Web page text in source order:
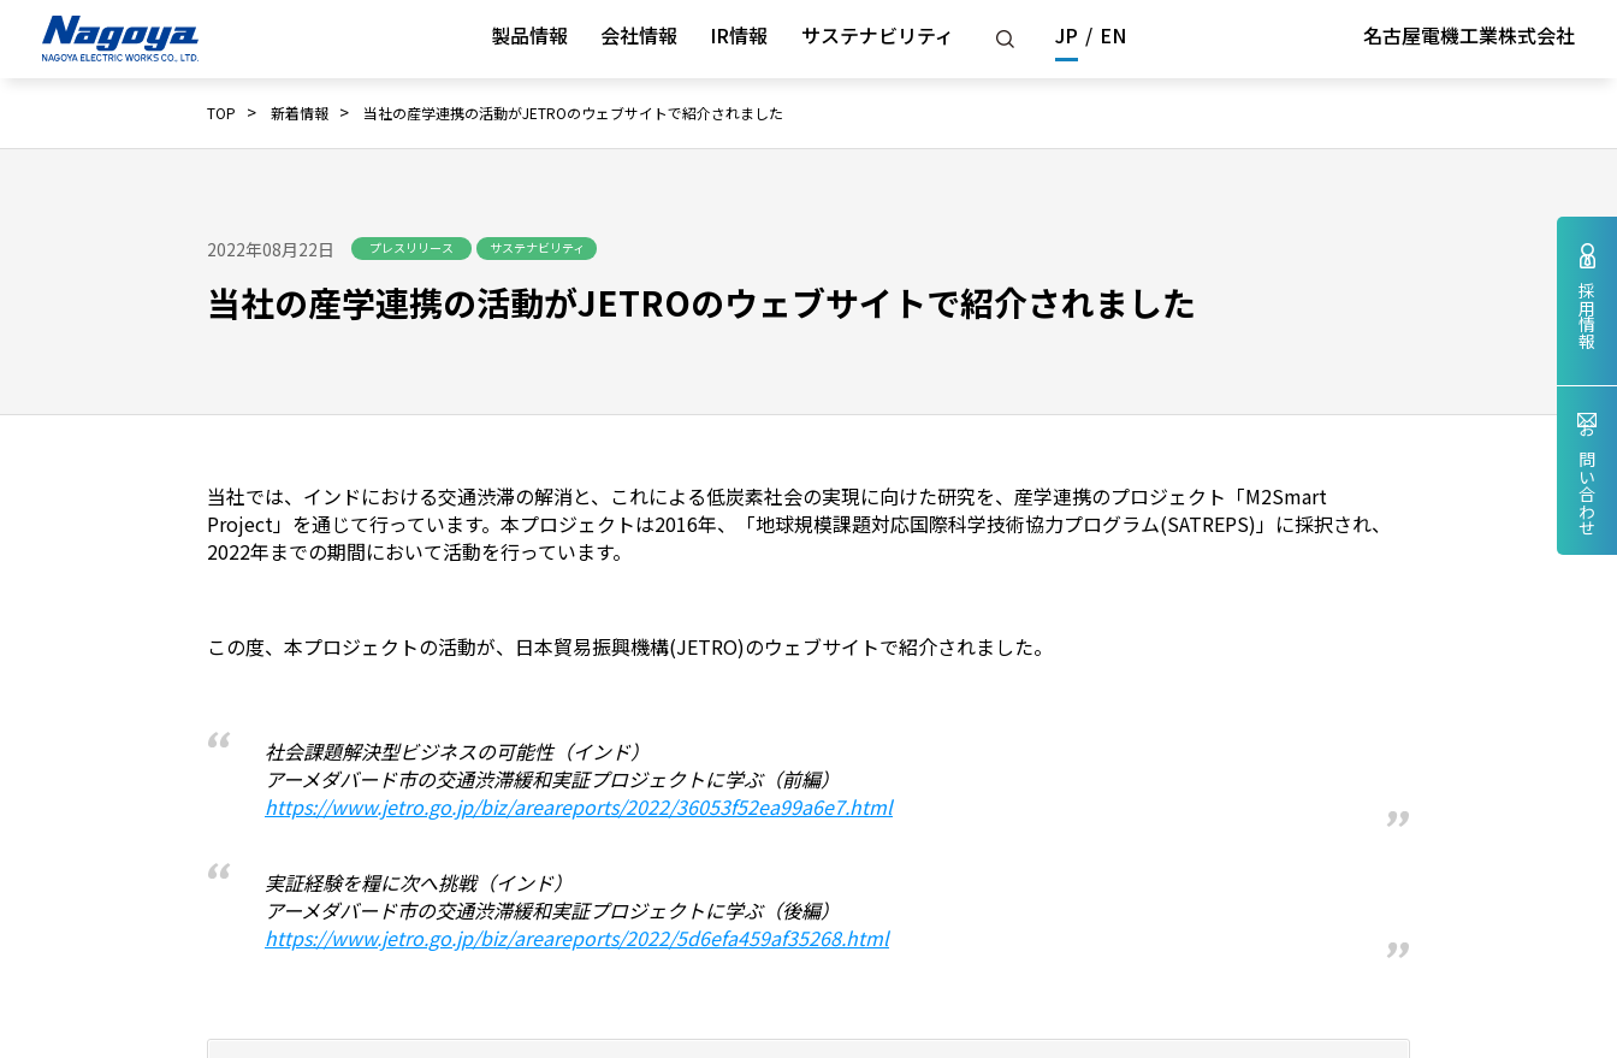
名古屋電機工業株式会社
製品情報 会社情報 IR情報 サステナビリティ JP / EN
TOP > 新着情報 > 当社の産学連携の活動がJETROのウェブサイトで紹介されました
2022年08月22日 プレスリリース サステナビリティ
当社の産学連携の活動がJETROのウェブサイトで紹介されました
当社では、インドにおける交通渋滞の解消と、これによる低炭素社会の実現に向けた研究を、産学連携のプロジェクト「M2Smart
Project」を通じて行っています。本プロジェクトは2016年、「地球規模課題対応国際科学技術協力プログラム(SATREPS)」に採択され、
2022年までの期間において活動を行っています。
この度、本プロジェクトの活動が、日本貿易振興機構(JETRO)のウェブサイトで紹介されました。
社会課題解決型ビジネスの可能性（インド）
アーメダバード市の交通渋滞緩和実証プロジェクトに学ぶ（前編）
https://www.jetro.go.jp/biz/areareports/2022/36053f52ea99a6e7.html
実証経験を糧に次へ挑戦（インド）
アーメダバード市の交通渋滞緩和実証プロジェクトに学ぶ（後編）
https://www.jetro.go.jp/biz/areareports/2022/5d6efa459af35268.html
採用情報
お問い合わせ